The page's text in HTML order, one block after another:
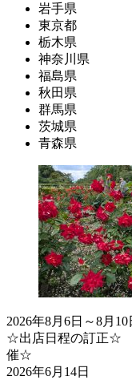
岩手県
東京都
栃木県
神奈川県
福島県
秋田県
群馬県
茨城県
青森県
2026年8月6日～8月10
☆出店日程の訂正☆
催☆
2026年6月14日